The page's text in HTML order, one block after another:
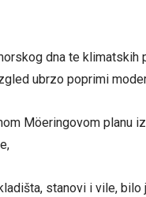
dna te klimatskih
ubrzo poprimi
Möeringovom planu
stanovi i vile, bilo